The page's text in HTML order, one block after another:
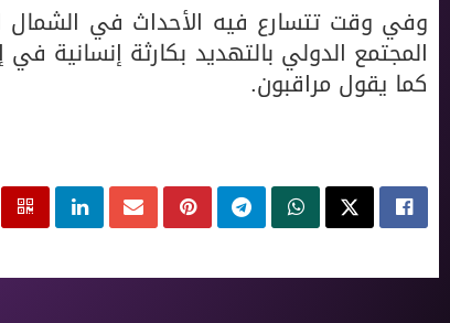
وفي وقت تتسارع فيه الأحداث في الشمال
المجتمع الدولي بالتهديد بكارثة إنسانية
كما يقول مراقبون.